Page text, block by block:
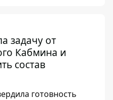
задачу от
Кабмина и
состав
готовность